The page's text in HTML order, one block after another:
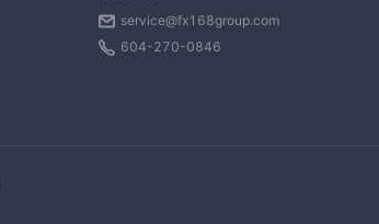
service@fx168group.com
604-270-0846